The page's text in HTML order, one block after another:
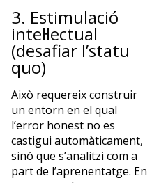
3. Estimulació
intel·lectual
(desafiar l’statu
quo)
Això requereix construir
un entorn en el qual
l’error honest no es
castigui automàticament,
sinó que s’analitzi com a
part de l’aprenentatge. En